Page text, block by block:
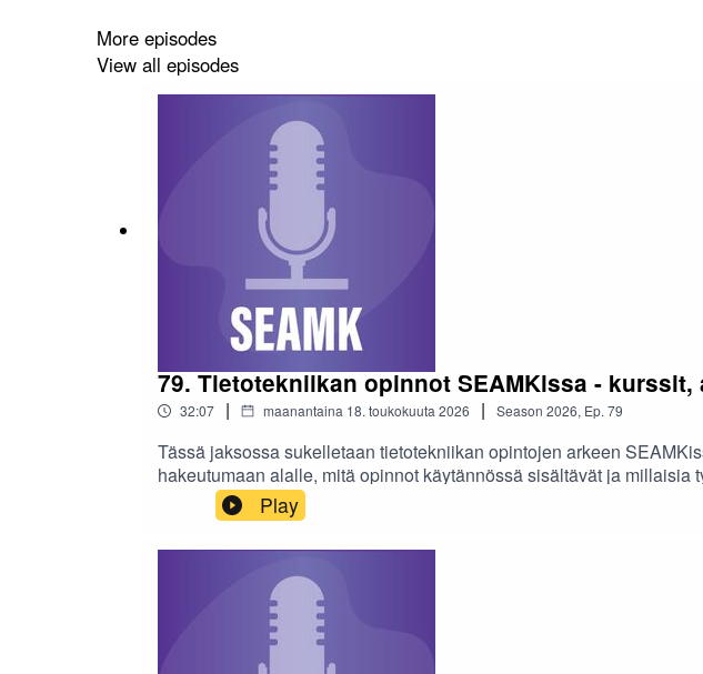
More episodes
View all episodes
79. Tietotekniikan opinnot SEAMKissa -
32:07 | maanantaina 18. toukokuuta 2026 | Season 2026, Ep. 79
Tässä jaksossa sukelletaan tietotekniikan opintojen arkeen
hakeutumaan alalle, mitä opinnot käytännössä sisältävät ja
Play